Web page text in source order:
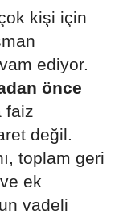
kişi için
ediyor.
önce
faiz
değil.
toplam geri
ek
vadeli